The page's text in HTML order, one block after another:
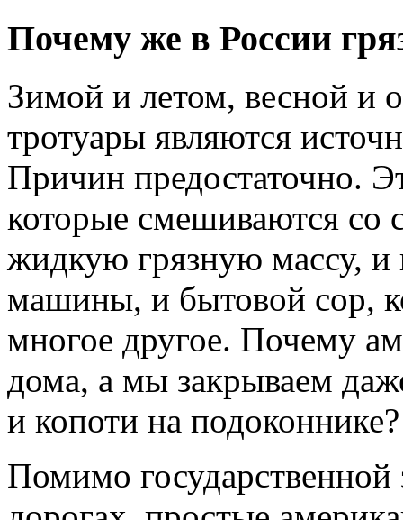
Почему же в России
Зимой и летом, весной и
тротуары являются
Причин предостаточно.
которые смешиваются со
жидкую грязную массу, и
машины, и бытовой сор,
многое другое. Почему
дома, а мы закрываем
и копоти на подоконнике?
Помимо государственной